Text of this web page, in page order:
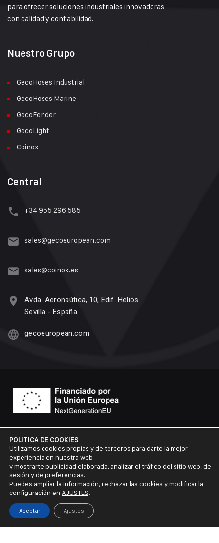
para ofrecer soluciones industriales innovadoras
con calidad y confiabilidad.
Nuestro Grupo
GecoHoses Industrial
GecoHoses Marine
GecoFender
GecoLight
Coinox
Central
+34 955 296 585
sales@gecoeuropean.com
sales@coinox.es
Avda. Aeronaútica, 10, Edif. Helios
Sevilla - España
gecoeuropean.com
© 2026 Geco European Group
Desarrollo npuntocero.es
POLITICA DE COOKIES
Utilizamos cookies propias y de terceros para darte la mejor
experiencia en nuestra web
y mostrarte publicidad elaborada, analizar el tráfico del sitio web, de
sesión y de preferencias.
Puedes ampliar la información, rechazar las cookies y modificar la
configuración en AJUSTES.
Aceptar Ajustes